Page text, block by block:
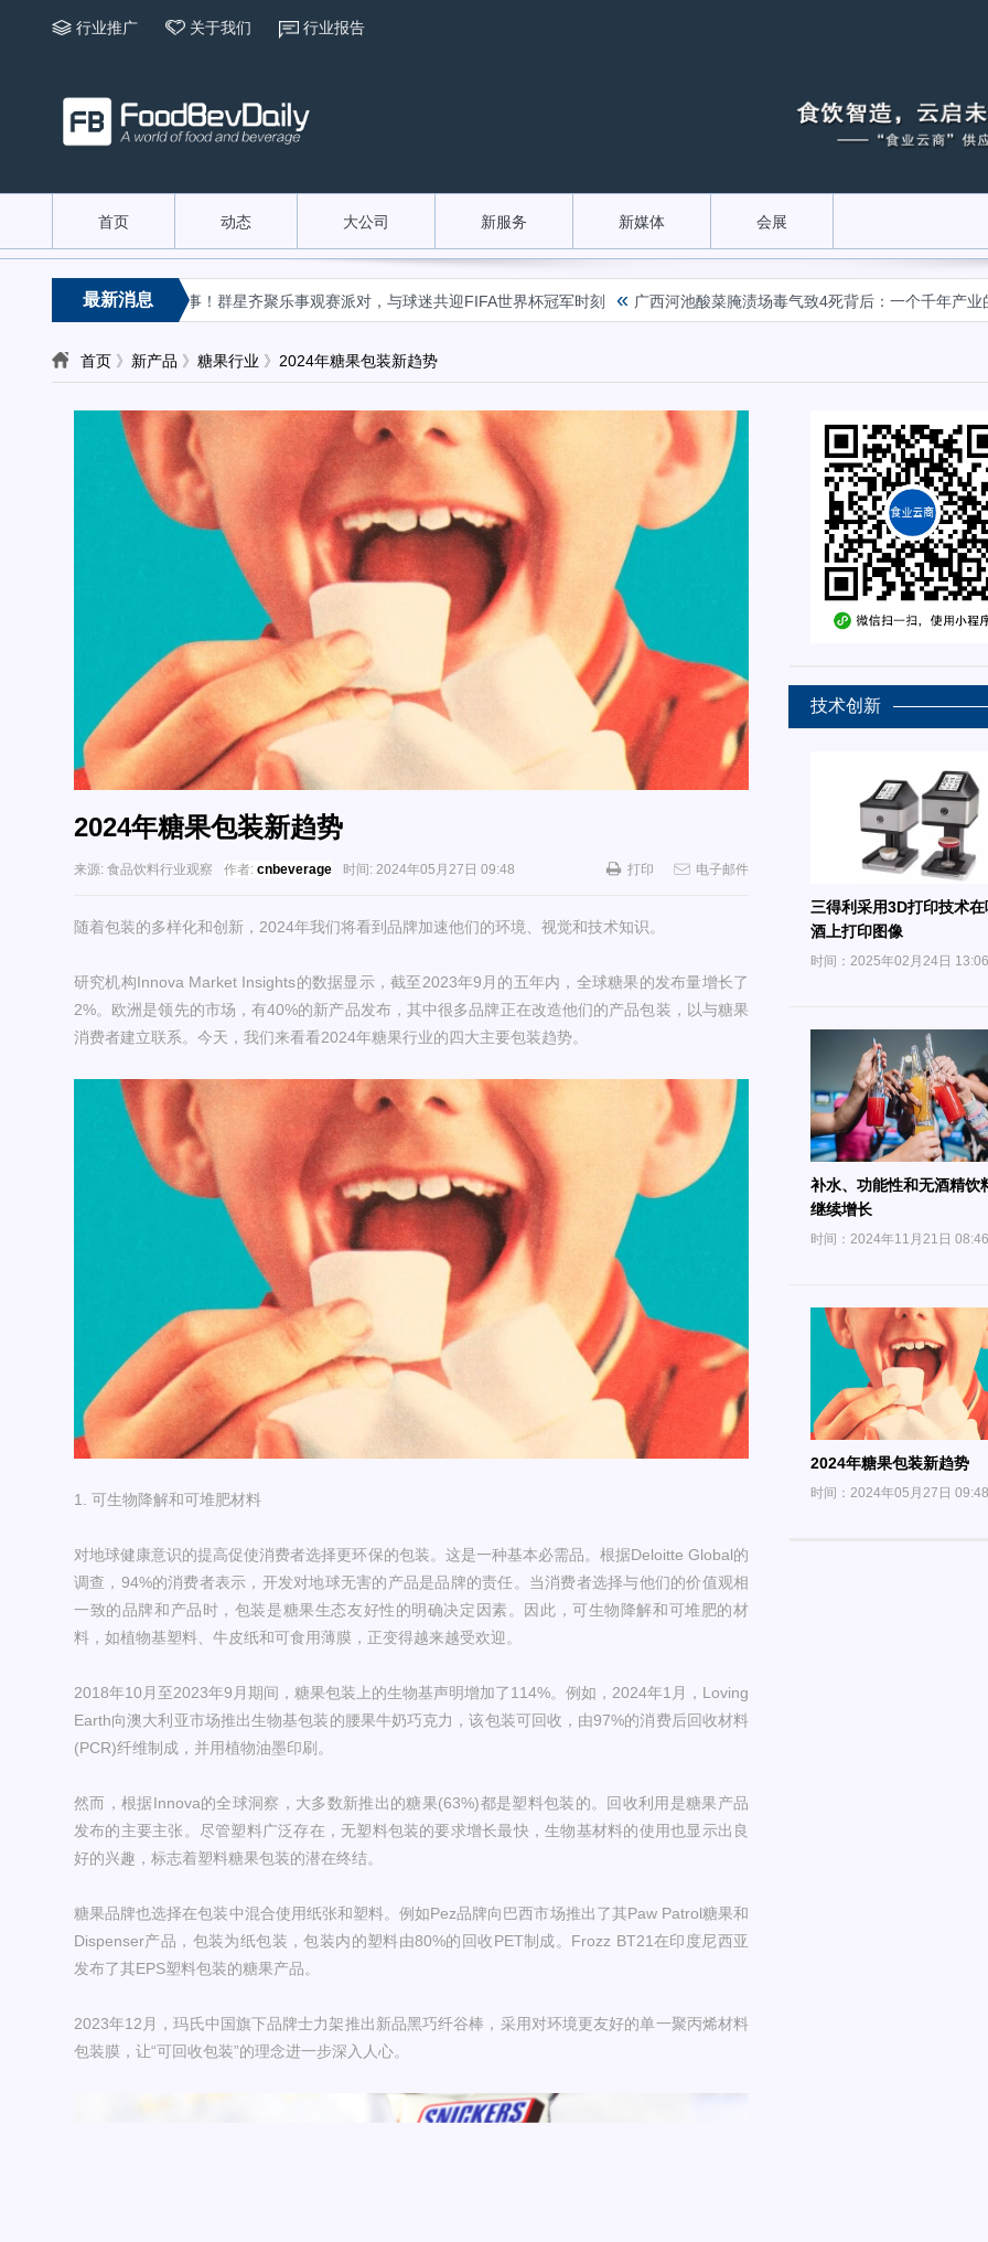
行业推广 关于我们 行业报告
首页 动态 大公司 新服务 新媒体 会展
最新消息
看赛有乐事！群星齐聚乐事观赛派对，与球迷共迎FIFA世界杯冠军时刻 « 广西河池酸菜腌渍场毒气致4死背后：一个千年产业的困局
首页 》 新产品 》 糖果行业 》 2024年糖果包装新趋势
2024年糖果包装新趋势
来源: 食品饮料行业观察 作者: cnbeverage 时间: 2024年05月27日 09:48 打印 电子邮件
随着包装的多样化和创新，2024年我们将看到品牌加速他们的环境、视觉和技术知识。
研究机构Innova Market Insights的数据显示，截至2023年9月的五年内，全球糖果的发布量增长了
2%。欧洲是领先的市场，有40%的新产品发布，其中很多品牌正在改造他们的产品包装，以与糖果
消费者建立联系。今天，我们来看看2024年糖果行业的四大主要包装趋势。
1. 可生物降解和可堆肥材料
对地球健康意识的提高促使消费者选择更环保的包装。这是一种基本必需品。根据Deloitte Global的
调查，94%的消费者表示，开发对地球无害的产品是品牌的责任。当消费者选择与他们的价值观相
一致的品牌和产品时，包装是糖果生态友好性的明确决定因素。因此，可生物降解和可堆肥的材
料，如植物基塑料、牛皮纸和可食用薄膜，正变得越来越受欢迎。
2018年10月至2023年9月期间，糖果包装上的生物基声明增加了114%。例如，2024年1月，Loving
Earth向澳大利亚市场推出生物基包装的腰果牛奶巧克力，该包装可回收，由97%的消费后回收材料
(PCR)纤维制成，并用植物油墨印刷。
然而，根据Innova的全球洞察，大多数新推出的糖果(63%)都是塑料包装的。回收利用是糖果产品
发布的主要主张。尽管塑料广泛存在，无塑料包装的要求增长最快，生物基材料的使用也显示出良
好的兴趣，标志着塑料糖果包装的潜在终结。
糖果品牌也选择在包装中混合使用纸张和塑料。例如Pez品牌向巴西市场推出了其Paw Patrol糖果和
Dispenser产品，包装为纸包装，包装内的塑料由80%的回收PET制成。Frozz BT21在印度尼西亚
发布了其EPS塑料包装的糖果产品。
2023年12月，玛氏中国旗下品牌士力架推出新品黑巧纤谷棒，采用对环境更友好的单一聚丙烯材料
包装膜，让“可回收包装”的理念进一步深入人心。
技术创新
三得利采用3D打印技术在
酒上打印图像
时间：2025年02月24日 13:06
补水、功能性和无酒精饮
继续增长
时间：2024年11月21日 08:46
2024年糖果包装新趋势
时间：2024年05月27日 09:48